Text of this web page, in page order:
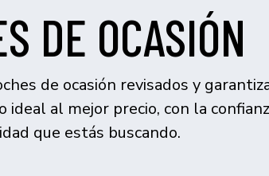
DE OCASIÓN
de ocasión revisados y
ideal al mejor precio, con la
que estás buscando.